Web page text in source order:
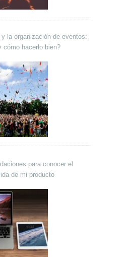
y la organización de eventos:
cómo hacerlo bien?
para conocer el
de mi producto